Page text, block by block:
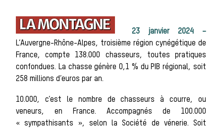
Les animaux
sauvages
Les chiens de
meute
23 janvier 2024 –
L’Auvergne-Rhône-Alpes, troisième région cynégétique de
France, compte 138.000 chasseurs, toutes pratiques
confondues. La chasse génère 0,1 % du PIB régional, soit
258 millions d’euros par an.
10.000, c’est le nombre de chasseurs à courre, ou
veneurs, en France. Accompagnés de 100.000
« sympathisants », selon la Société de vénerie. Soit